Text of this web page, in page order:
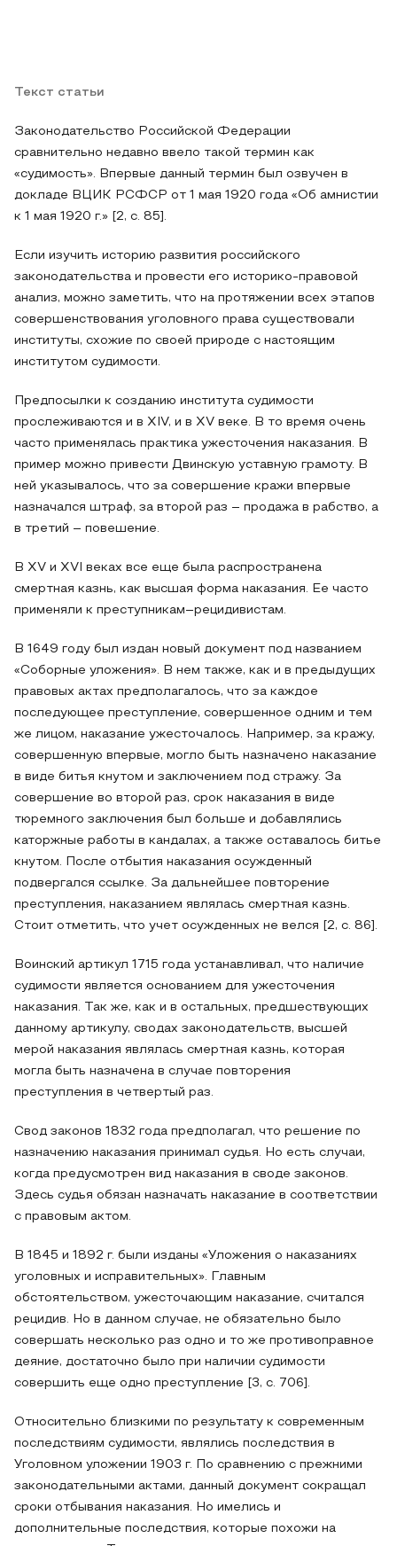
Текст статьи
Законодательство Российской Федерации
сравнительно недавно ввело такой термин как
«судимость». Впервые данный термин был озвучен в
докладе ВЦИК РСФСР от 1 мая 1920 года «Об амнистии
к 1 мая 1920 г.» [2, с. 85].
Если изучить историю развития российского
законодательства и провести его историко-правовой
анализ, можно заметить, что на протяжении всех этапов
совершенствования уголовного права существовали
институты, схожие по своей природе с настоящим
институтом судимости.
Предпосылки к созданию института судимости
прослеживаются и в XIV, и в XV веке. В то время очень
часто применялась практика ужесточения наказания. В
пример можно привести Двинскую уставную грамоту. В
ней указывалось, что за совершение кражи впервые
назначался штраф, за второй раз – продажа в рабство, а
в третий – повешение.
В XV и XVI веках все еще была распространена
смертная казнь, как высшая форма наказания. Ее часто
применяли к преступникам–рецидивистам.
В 1649 году был издан новый документ под названием
«Соборные уложения». В нем также, как и в предыдущих
правовых актах предполагалось, что за каждое
последующее преступление, совершенное одним и тем
же лицом, наказание ужесточалось. Например, за кражу,
совершенную впервые, могло быть назначено наказание
в виде битья кнутом и заключением под стражу. За
совершение во второй раз, срок наказания в виде
тюремного заключения был больше и добавлялись
каторжные работы в кандалах, а также оставалось битье
кнутом. После отбытия наказания осужденный
подвергался ссылке. За дальнейшее повторение
преступления, наказанием являлась смертная казнь.
Стоит отметить, что учет осужденных не велся [2, c. 86].
Воинский артикул 1715 года устанавливал, что наличие
судимости является основанием для ужесточения
наказания. Так же, как и в остальных, предшествующих
данному артикулу, сводах законодательств, высшей
мерой наказания являлась смертная казнь, которая
могла быть назначена в случае повторения
преступления в четвертый раз.
Свод законов 1832 года предполагал, что решение по
назначению наказания принимал судья. Но есть случаи,
когда предусмотрен вид наказания в своде законов.
Здесь судья обязан назначать наказание в соответствии
с правовым актом.
В 1845 и 1892 г. были изданы «Уложения о наказаниях
уголовных и исправительных». Главным
обстоятельством, ужесточающим наказание, считался
рецидив. Но в данном случае, не обязательно было
совершать несколько раз одно и то же противоправное
деяние, достаточно было при наличии судимости
совершить еще одно преступление [3, с. 706].
Относительно близкими по результату к современным
последствиям судимости, являлись последствия в
Уголовном уложении 1903 г. По сравнению с прежними
законодательными актами, данный документ сокращал
сроки отбывания наказания. Но имелись и
дополнительные последствия, которые похожи на